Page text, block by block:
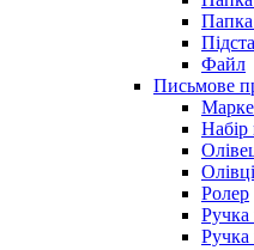
Папка
Файл
Письмове
Набір
Ролер
Ручка
Ручка